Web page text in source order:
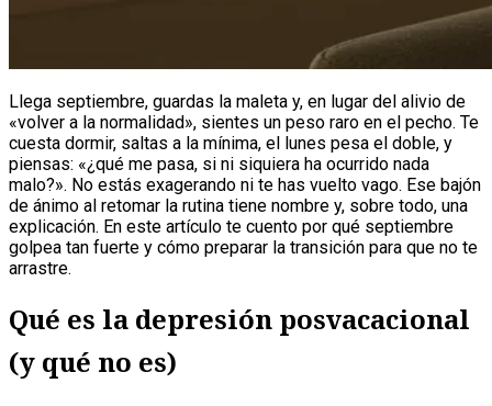
Llega septiembre, guardas la maleta y, en lugar del alivio de
«volver a la normalidad», sientes un peso raro en el pecho. Te
cuesta dormir, saltas a la mínima, el lunes pesa el doble, y
piensas: «¿qué me pasa, si ni siquiera ha ocurrido nada
malo?». No estás exagerando ni te has vuelto vago. Ese bajón
de ánimo al retomar la rutina tiene nombre y, sobre todo, una
explicación. En este artículo te cuento por qué septiembre
golpea tan fuerte y cómo preparar la transición para que no te
arrastre.
Qué es la depresión posvacacional
(y qué no es)